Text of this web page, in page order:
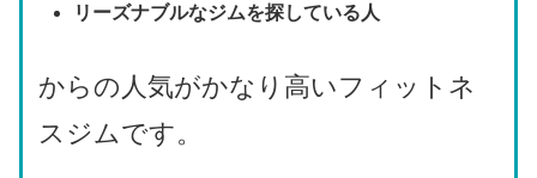
リーズナブルなジムを探している人
からの人気がかなり高いフィットネ
スジムです。